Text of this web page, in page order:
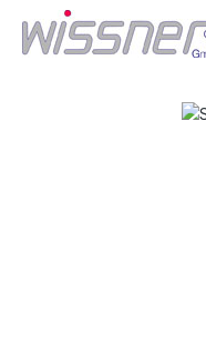
Bildergalerie